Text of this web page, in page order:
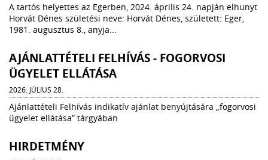
A tartós helyettes az Egerben, 2024. április 24. napján elhunyt
Horvát Dénes születési neve: Horvát Dénes, született: Eger,
1981. augusztus 8., anyja...
AJÁNLATTÉTELI FELHÍVÁS - FOGORVOSI
ÜGYELET ELLÁTÁSA
2026. JÚLIUS 28.
Ajánlattételi Felhívás indikatív ajánlat benyújtására „fogorvosi
ügyelet ellátása” tárgyában
HIRDETMÉNY